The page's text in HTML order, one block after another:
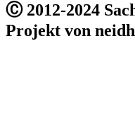
Ⓒ 2012-2024
Projekt von